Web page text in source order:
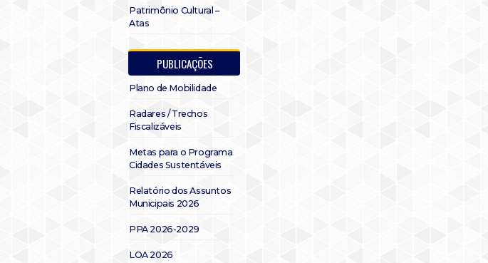
Patrimônio Cultural –
Atas
PUBLICAÇÕES
Plano de Mobilidade
Radares / Trechos
Fiscalizáveis
Metas para o Programa
Cidades Sustentáveis
Relatório dos Assuntos
Municipais 2026
PPA 2026-2029
LOA 2026